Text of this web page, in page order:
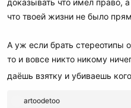
что твоей жизни не было
А уж если брать стереотипы
то и вовсе никто никому
даёшь взятку и убиваешь
Р
artoodetoo